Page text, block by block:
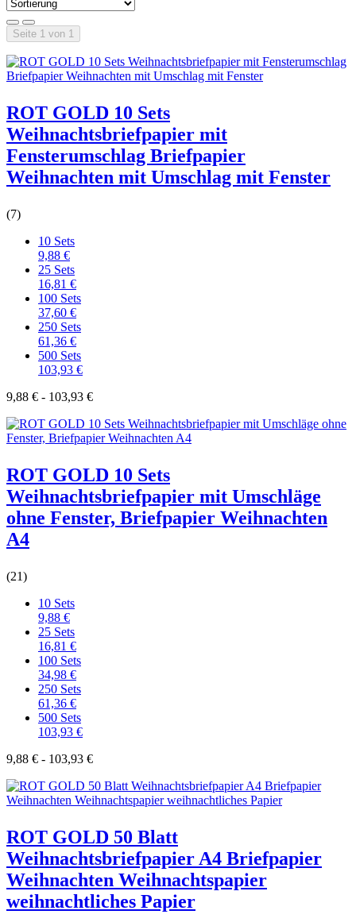
Seite 1 von 1
ROT GOLD 10 Sets
Weihnachtsbriefpapier mit
Fensterumschlag Briefpapier
Weihnachten mit Umschlag mit Fenster
(7)
10 Sets
9,88 €
25 Sets
16,81 €
100 Sets
37,60 €
250 Sets
61,36 €
500 Sets
103,93 €
9,88 € - 103,93 €
ROT GOLD 10 Sets
Weihnachtsbriefpapier mit Umschläge
ohne Fenster, Briefpapier Weihnachten
A4
(21)
10 Sets
9,88 €
25 Sets
16,81 €
100 Sets
34,98 €
250 Sets
61,36 €
500 Sets
103,93 €
9,88 € - 103,93 €
ROT GOLD 50 Blatt
Weihnachtsbriefpapier A4 Briefpapier
Weihnachten Weihnachtspapier
weihnachtliches Papier